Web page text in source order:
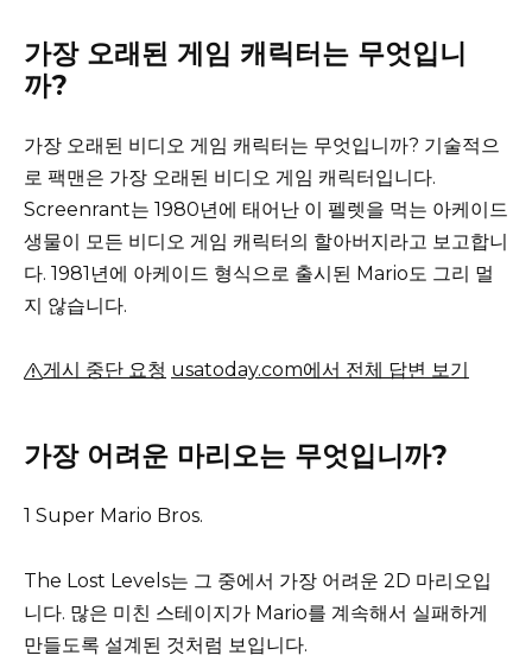
가장 오래된 게임 캐릭터는 무엇입니
까?
가장 오래된 비디오 게임 캐릭터는 무엇입니까? 기술적으
로 팩맨은 가장 오래된 비디오 게임 캐릭터입니다.
Screenrant는 1980년에 태어난 이 펠렛을 먹는 아케이드
생물이 모든 비디오 게임 캐릭터의 할아버지라고 보고합니
다. 1981년에 아케이드 형식으로 출시된 Mario도 그리 멀
지 않습니다.
게시 중단 요청 usatoday.com에서 전체 답변 보기
가장 어려운 마리오는 무엇입니까?
1 Super Mario Bros.
The Lost Levels는 그 중에서 가장 어려운 2D 마리오입
니다. 많은 미친 스테이지가 Mario를 계속해서 실패하게
만들도록 설계된 것처럼 보입니다.